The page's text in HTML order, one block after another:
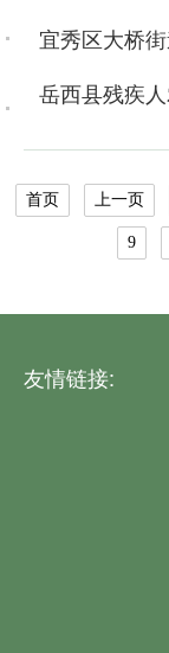
首页 上一页
9
友情链接: